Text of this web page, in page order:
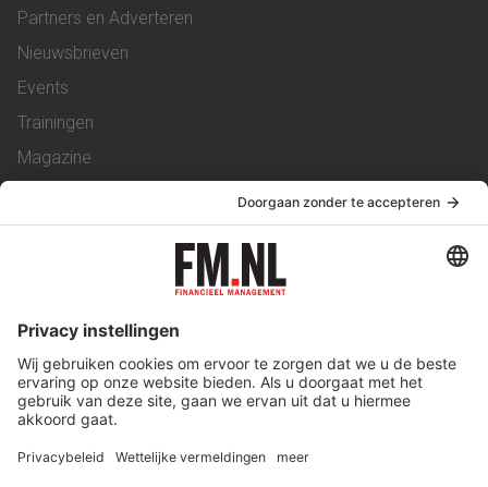
Partners en Adverteren
Nieuwsbrieven
Events
Trainingen
Magazine
Service & Contact
Werken bij ons
Privacy Statement
Algemene Voorwaarden